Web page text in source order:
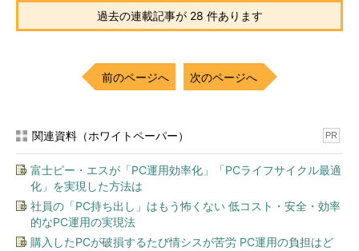
過去の連載記事が 28 件あります
前のページへ 次のページへ
関連資料（ホワイトペーパー） PR
富士ピー・エスが「PC運用効率化」「PCライフサイクル最適
化」を実現した方法は
社員の「PC持ち出し」はもう怖くない 低コスト・安全・効率
的なPC運用の実現法
購入したPCが破損するたび情シスが苦労 PC運用の負担はど